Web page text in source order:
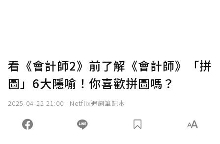
看《會計師2》前了解《會計師》「拼
圖」6大隱喻！你喜歡拼圖嗎？
2025-04-22 21:00 Netflix追劇筆記本